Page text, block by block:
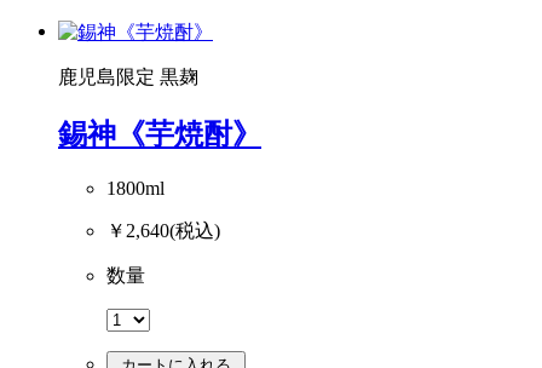
鹿児島限定 黒麹
錫神《芋焼酎》
1800ml
￥2,640(税込)
数量